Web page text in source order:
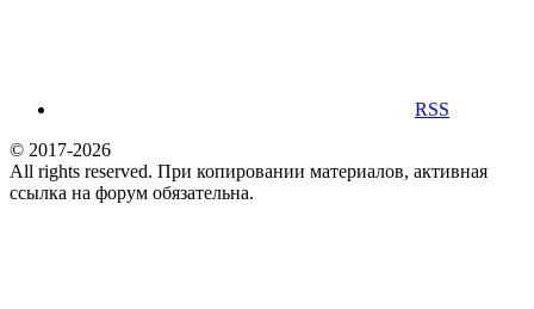
RSS
© 2017-2026
All rights reserved. При копировании материалов, активная
ссылка на форум обязательна.